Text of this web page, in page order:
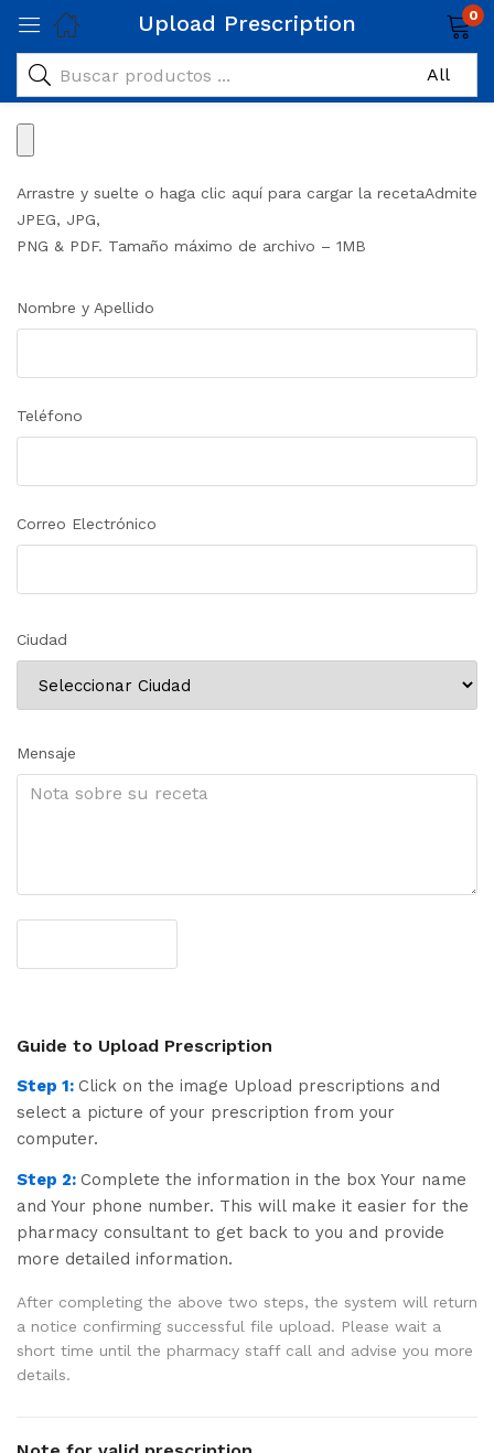
Upload Prescription 0
Arrastre y suelte o haga clic aquí para cargar la recetaAdmite
JPEG, JPG,
PNG & PDF. Tamaño máximo de archivo – 1MB
Nombre y Apellido
Teléfono
Correo Electrónico
Ciudad
Mensaje
Guide to Upload Prescription
Step 1: Click on the image Upload prescriptions and
select a picture of your prescription from your
computer.
Step 2: Complete the information in the box Your name
and Your phone number. This will make it easier for the
pharmacy consultant to get back to you and provide
more detailed information.
After completing the above two steps, the system will return
a notice confirming successful file upload. Please wait a
short time until the pharmacy staff call and advise you more
details.